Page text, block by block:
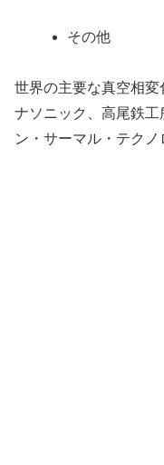
その他
世界の主要な真空相
ナソニック、高尾鉄
ン・サーマル・テクノ